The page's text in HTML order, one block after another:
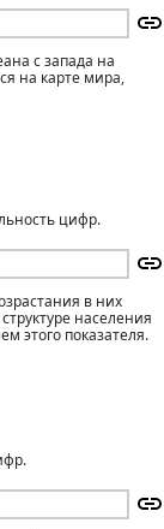
с запада на
на карте мира,
цифр.
в них
населения
этого показателя.